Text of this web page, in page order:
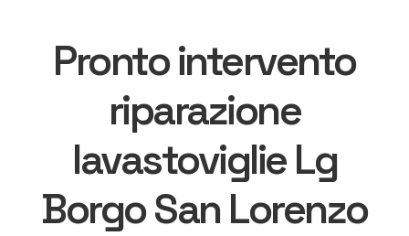
Pronto intervento
riparazione
lavastoviglie Lg
Borgo San Lorenzo